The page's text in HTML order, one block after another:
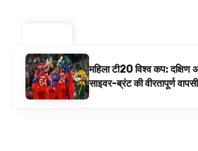
महिला टी20 विश्व कप:
साइवर-ब्रंट की वीरतापूर्ण